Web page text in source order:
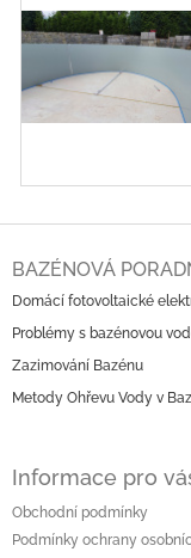
BAZÉNOVÁ
Domácí fotovoltaické
Problémy s bazénovou
Zazimování Bazénu
Metody Ohřevu Vody v
Informace pro
Obchodní podmínky
Podmínky ochrany